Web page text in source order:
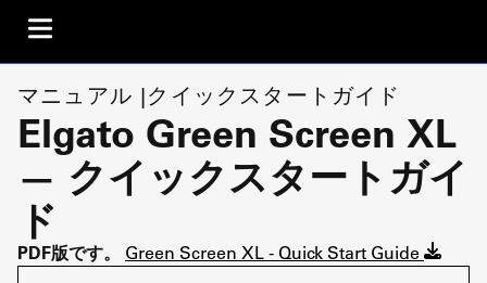
マニュアル |クイックスタートガイド
Elgato Green Screen XL
— クイックスタートガイ
ド
PDF版です。 Green Screen XL - Quick Start Guide